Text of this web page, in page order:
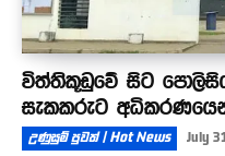
විත්තිකූඩුවේ සිට
සැකකරුට අධිකරණයෙන්
උණුසුම් පුවත් | Hot News July